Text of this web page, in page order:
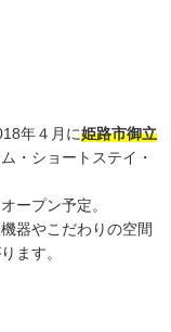
年４月に姫路市御立
・ショートステイ・
ープン予定。
器やこだわりの空間
ます。